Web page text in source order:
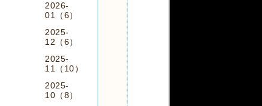
2026-
01（6）
2025-
12（6）
2025-
11（10）
2025-
10（8）